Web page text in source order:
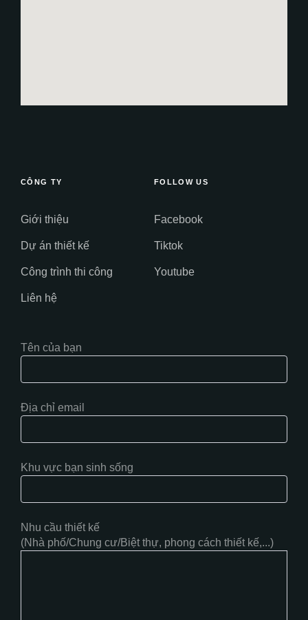
CÔNG TY
Giới thiệu
Dự án thiết kế
Công trình thi công
Liên hệ
FOLLOW US
Facebook
Tiktok
Youtube
Tên của bạn
Địa chỉ email
Khu vực bạn sinh sống
Nhu cầu thiết kế
(Nhà phố/Chung cư/Biệt thự, phong cách thiết kế,...)